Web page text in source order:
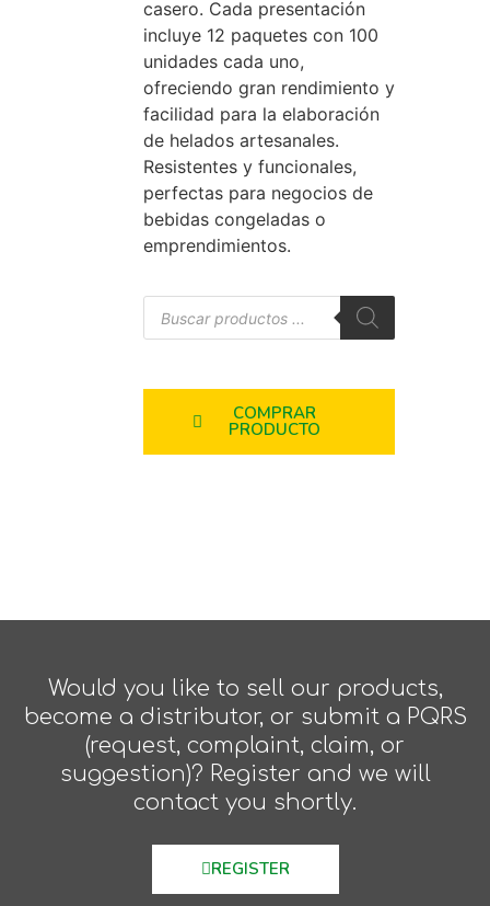
casero. Cada presentación
incluye 12 paquetes con 100
unidades cada uno,
ofreciendo gran rendimiento y
facilidad para la elaboración
de helados artesanales.
Resistentes y funcionales,
perfectas para negocios de
bebidas congeladas o
emprendimientos.
COMPRAR
PRODUCTO
Would you like to sell our products,
become a distributor, or submit a PQRS
(request, complaint, claim, or
suggestion)? Register and we will
contact you shortly.
REGISTER